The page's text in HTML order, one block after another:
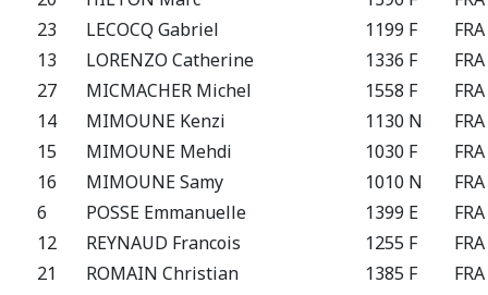
23
LECOCQ Gabriel 1199 F
FRA
13
LORENZO Catherine 1336 F
FRA
27
MICMACHER Michel 1558 F
FRA
14
MIMOUNE Kenzi 1130 N
FRA
15
MIMOUNE Mehdi 1030 F
FRA
16
MIMOUNE Samy 1010 N
FRA
6
POSSE Emmanuelle 1399 E
FRA
12
REYNAUD Francois 1255 F
FRA
21
ROMAIN Christian 1385 F
FRA